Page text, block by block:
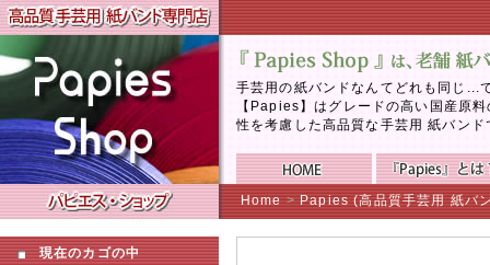
手芸用の紙バンドなんてどれも同じ...
【Papies】はグレードの高い国産原
性を考慮した高品質な手芸用 紙バン
Home >Papies (高品質手芸用 紙バ
現在のカゴの中